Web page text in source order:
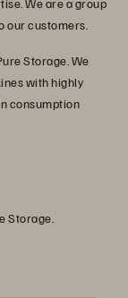
We are a group
our customers.
Storage. We
with highly
consumption
Storage.